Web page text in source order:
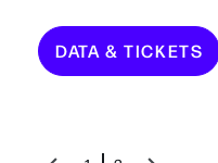
DATA & TICKETS